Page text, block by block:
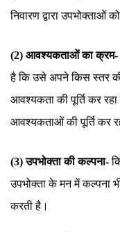
निवारण द्वारा उपभोक्ताओं
(2) आवश्यकताओं का क्रम-
है कि उसे अपने किस स्तर
आवश्यकता की पूर्ति कर
आवश्यकताओं की पूर्ति कर
(3) उपभोक्ता की कल्पना-
उपभोक्ता के मन में कल्पना
करती है।